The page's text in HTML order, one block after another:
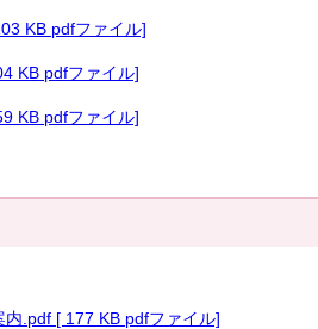
KB pdfファイル]
KB pdfファイル]
KB pdfファイル]
.pdf [ 177 KB pdfファイル]